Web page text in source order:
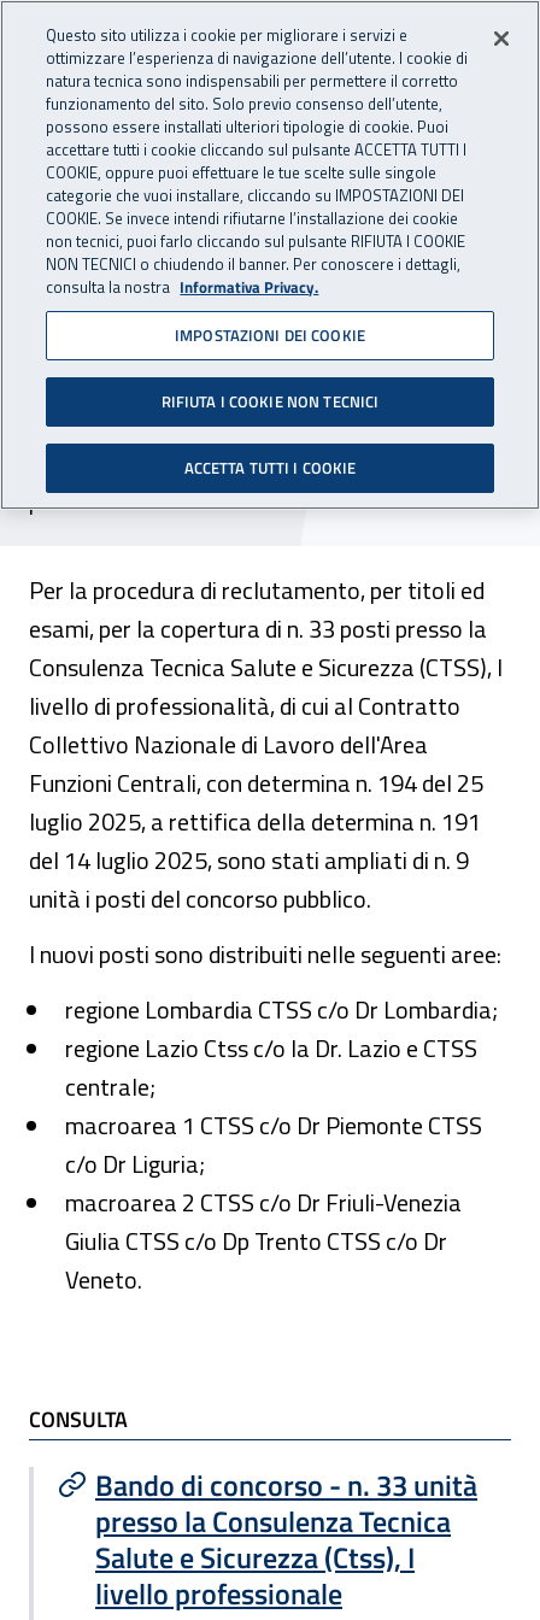
INAIL - Istituto Nazionale
Apri cerca
Navigazione principale
Navigazione - Ti trovi in:
Home Inail comunica Avvisi
Procedura di reclutamento
n. 33 unità presso la Ctss - I
livello di professionalità:
ampliamento posti
Ampliati di n. 9 unità i posti del concorso
pubblico.
Per la procedura di reclutamento, per titoli ed
esami, per la copertura di n. 33 posti presso la
Consulenza Tecnica Salute e Sicurezza (CTSS), I
livello di professionalità, di cui al Contratto
Collettivo Nazionale di Lavoro dell'Area
Funzioni Centrali, con determina n. 194 del 25
luglio 2025, a rettifica della determina n. 191
del 14 luglio 2025, sono stati ampliati di n. 9
unità i posti del concorso pubblico.
I nuovi posti sono distribuiti nelle seguenti aree:
regione Lombardia CTSS c/o Dr Lombardia;
regione Lazio Ctss c/o la Dr. Lazio e CTSS
centrale;
macroarea 1 CTSS c/o Dr Piemonte CTSS
c/o Dr Liguria;
macroarea 2 CTSS c/o Dr Friuli-Venezia
Giulia CTSS c/o Dp Trento CTSS c/o Dr
Veneto.
TI POTREBBE INTERESSARE
CONSULTA
Bando di concorso - n. 33 unità
presso la Consulenza Tecnica
Salute e Sicurezza (Ctss), I
livello professionale
Questo sito utilizza i cookie per migliorare i servizi e
ottimizzare l’esperienza di navigazione dell’utente. I cookie di
natura tecnica sono indispensabili per permettere il corretto
funzionamento del sito. Solo previo consenso dell’utente,
possono essere installati ulteriori tipologie di cookie. Puoi
accettare tutti i cookie cliccando sul pulsante ACCETTA TUTTI I
COOKIE, oppure puoi effettuare le tue scelte sulle singole
categorie che vuoi installare, cliccando su IMPOSTAZIONI DEI
COOKIE. Se invece intendi rifiutarne l’installazione dei cookie
non tecnici, puoi farlo cliccando sul pulsante RIFIUTA I COOKIE
NON TECNICI o chiudendo il banner. Per conoscere i dettagli,
consulta la nostra Informativa Privacy.
IMPOSTAZIONI DEI COOKIE
RIFIUTA I COOKIE NON TECNICI
ACCETTA TUTTI I COOKIE